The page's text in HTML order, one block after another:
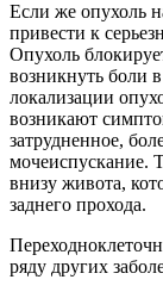
Если же опухоль
привести к
Опухоль
возникнуть боли
локализации
возникают
затрудненное,
мочеиспускание.
внизу живота,
заднего прохода.
ряду других